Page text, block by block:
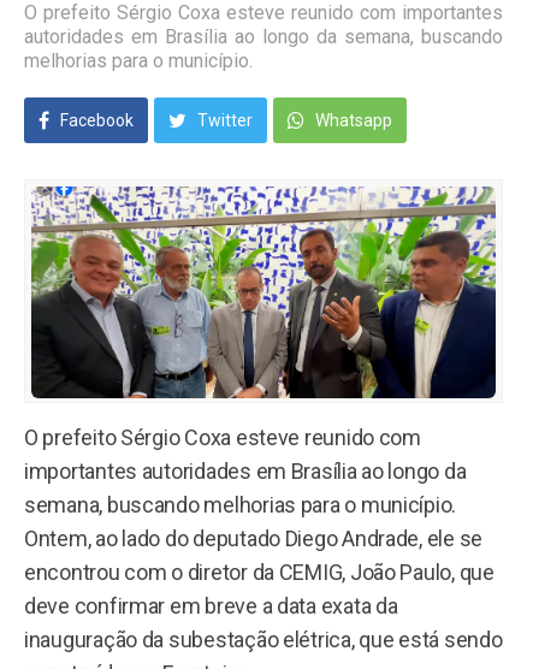
O prefeito Sérgio Coxa esteve reunido com importantes
autoridades em Brasília ao longo da semana, buscando
melhorias para o município.
Facebook Twitter Whatsapp
O prefeito Sérgio Coxa esteve reunido com
importantes autoridades em Brasília ao longo da
semana, buscando melhorias para o município.
Ontem, ao lado do deputado Diego Andrade, ele se
encontrou com o diretor da CEMIG, João Paulo, que
deve confirmar em breve a data exata da
inauguração da subestação elétrica, que está sendo